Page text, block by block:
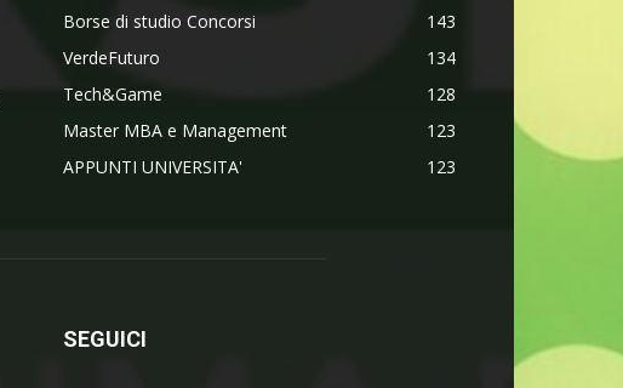
Borse di studio Concorsi
143
VerdeFuturo
134
Tech&Game
128
Master MBA e Management
123
APPUNTI UNIVERSITA'
123
SEGUICI